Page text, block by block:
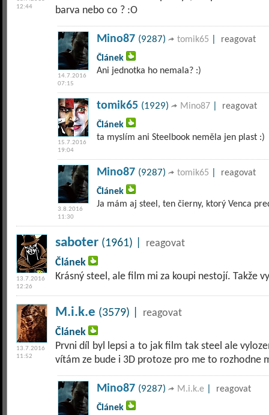
12:44
barva nebo co ? :O
14.7.2016
07:15
Mino87 (9287) tomik65
reagovat
Článek
Ani jednotka ho nemala? :)
15.7.2016
19:04
tomik65 (1929) Mino87
reagovat
Článek
ta myslím ani Steelbook neměla jen plast :)
3.8.2016
11:30
Mino87 (9287) tomik65
reagovat
Článek
Ja mám aj steel, ten čierny, ktorý Venca
13.7.2016
12:26
saboter (1961) |
reagovat
Článek
Krásný steel, ale film mi za koupi nestojí. Takže
13.7.2016
11:52
M.i.k.e (3579) |
reagovat
Článek
Prvni díl byl lepsi a to jak film tak steel ale
vítám ze bude i 3D protoze pro me to rozhodne
Mino87 (9287) M.i.k.e
reagovat
Článek